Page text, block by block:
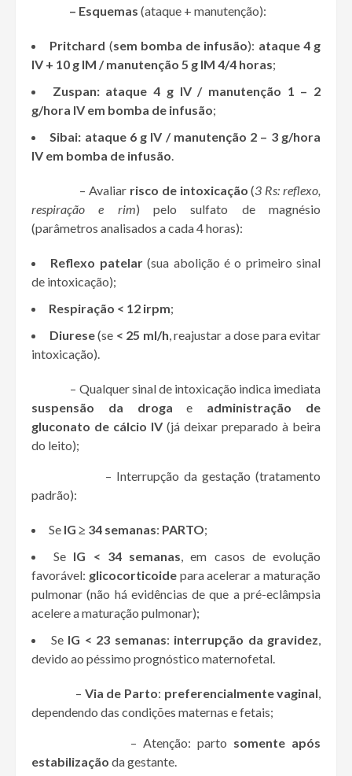
– Esquemas (ataque + manutenção):
Pritchard (sem bomba de infusão): ataque 4 g
IV + 10 g IM / manutenção 5 g IM 4/4 horas;
Zuspan: ataque 4 g IV / manutenção 1 – 2
g/hora IV em bomba de infusão;
Sibai: ataque 6 g IV / manutenção 2 – 3 g/hora
IV em bomba de infusão.
– Avaliar risco de intoxicação (3 Rs: reflexo,
respiração e rim) pelo sulfato de magnésio
(parâmetros analisados a cada 4 horas):
Reflexo patelar(sua abolição é o primeiro sinal
de intoxicação);
Respiração < 12 irpm;
Diurese(se < 25 ml/h, reajustar a dose para evitar
intoxicação).
– Qualquer sinal de intoxicação indica imediata
suspensão da droga e administração de
gluconato de cálcio IV (já deixar preparado à beira
do leito);
– Interrupção da gestação (tratamento
padrão):
Se IG ≥ 34 semanas: PARTO;
Se IG < 34 semanas, em casos de evolução
favorável: glicocorticoidepara acelerar a maturação
pulmonar (não há evidências de que a pré-eclâmpsia
acelere a maturação pulmonar);
Se IG < 23 semanas: interrupção da gravidez,
devido ao péssimo prognóstico maternofetal.
– Via de Parto: preferencialmente vaginal,
dependendo das condições maternas e fetais;
– Atenção: parto somente após
estabilização da gestante.